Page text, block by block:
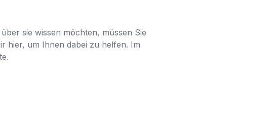
sie wissen möchten, müssen Sie
hier, um Ihnen dabei zu helfen. Im